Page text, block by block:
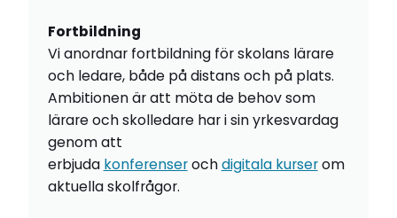
Fortbildning
Vi anordnar fortbildning för skolans lärare
och ledare, både på distans och på plats.
Ambitionen är att möta de behov som
lärare och skolledare har i sin yrkesvardag
genom att
erbjuda konferenserochdigitala kurserom
aktuella skolfrågor.